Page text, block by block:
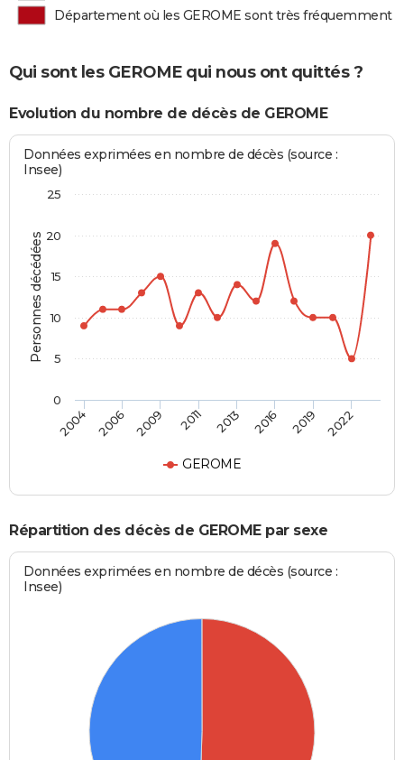
Département où les GEROME sont très fréquemment
Qui sont les GEROME qui nous ont quittés ?
Evolution du nombre de décès de GEROME
Personnes décédées
Données exprimées en nombre de décès (source :
Insee)
GEROME
2004 2006 2009 2011 2013 2016 2019 2022
0
5
10
15
20
25
Répartition des décès de GEROME par sexe
Données exprimées en nombre de décès (source :
Insee)